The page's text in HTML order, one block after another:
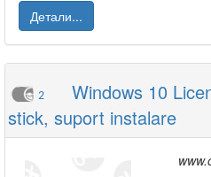
Детали...
2
Windows 10
stick, suport instalare